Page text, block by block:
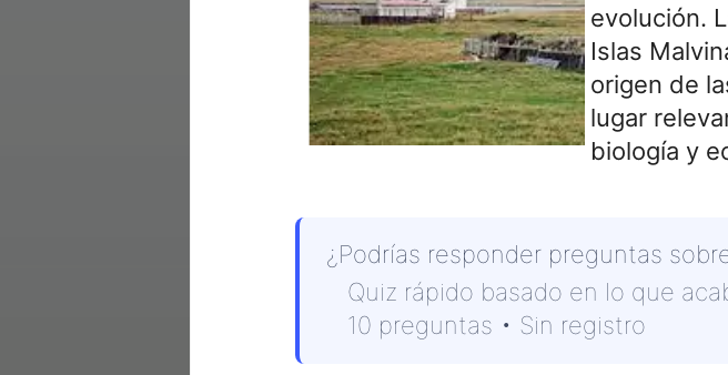
evolución.
Islas
origen de
lugar
biología y
¿Podrías responder preguntas
Quiz rápido basado en lo que
10 preguntas • Sin registro